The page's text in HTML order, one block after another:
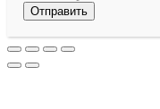
Отправить